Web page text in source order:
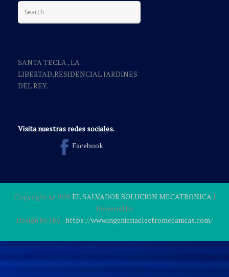
SANTA TECLA , LA
LIBERTAD,RESIDENCIAL JARDINES
DEL REY.
Visita nuestras redes sociales.
Facebook
Copyright © 2026EL SALVADOR SOLUCION MECATRONICA |
Powered by
Design by | by-https://www.ingenieriaelectromecanicas.com/